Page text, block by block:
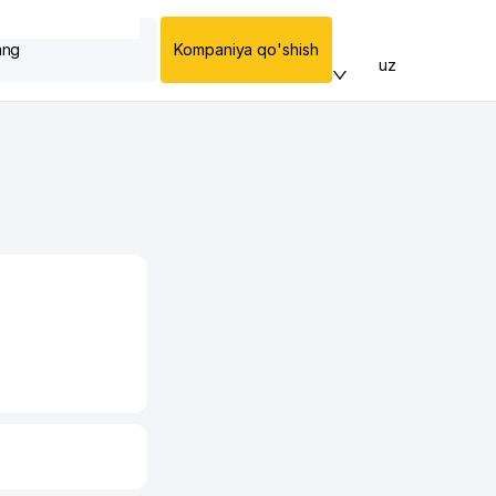
Kompaniya qo'shish
uz